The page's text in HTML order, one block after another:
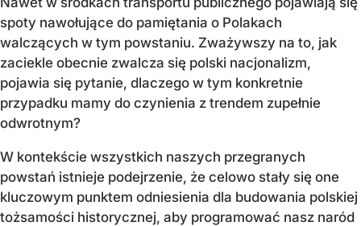
spoty nawołujące do pamiętania o Polakach
walczących w tym powstaniu. Zważywszy na to, jak
zaciekle obecnie zwalcza się polski nacjonalizm,
pojawia się pytanie, dlaczego w tym konkretnie
przypadku mamy do czynienia z trendem zupełnie
odwrotnym?
W kontekście wszystkich naszych przegranych
powstań istnieje podejrzenie, że celowo stały się one
kluczowym punktem odniesienia dla budowania polskiej
tożsamości historycznej, aby programować nasz naród